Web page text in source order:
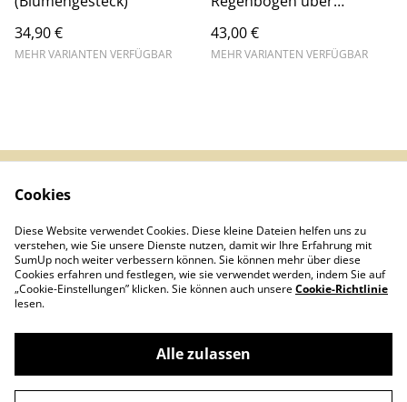
34,90 €
MEHR VARIANTEN VERFÜGBAR
43,00 €
MEHR VARIANTEN VERFÜGBAR
Infos (DE/EN/ES)
Kontakt
Cookies
©2026Magic Flowers GmbH
Cookies
Diese Website verwendet Cookies. Diese kleine Dateien helfen uns zu
verstehen, wie Sie unsere Dienste nutzen, damit wir Ihre Erfahrung mit
SumUp noch weiter verbessern können. Sie können mehr über diese
Cookies erfahren und festlegen, wie sie verwendet werden, indem Sie auf
„Cookie-Einstellungen” klicken. Sie können auch unsereCookie-Richtlinie
lesen.
Alle zulassen